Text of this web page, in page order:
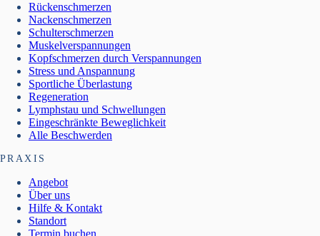
Rückenschmerzen
Nackenschmerzen
Schulterschmerzen
Muskelverspannungen
Kopfschmerzen durch Verspannungen
Stress und Anspannung
Sportliche Überlastung
Regeneration
Lymphstau und Schwellungen
Eingeschränkte Beweglichkeit
Alle Beschwerden
PRAXIS
Angebot
Über uns
Hilfe & Kontakt
Standort